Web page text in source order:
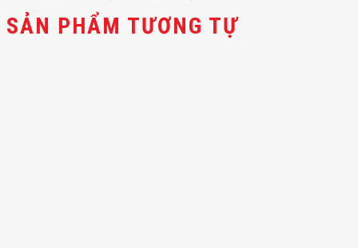
SẢN PHẨM TƯƠNG TỰ